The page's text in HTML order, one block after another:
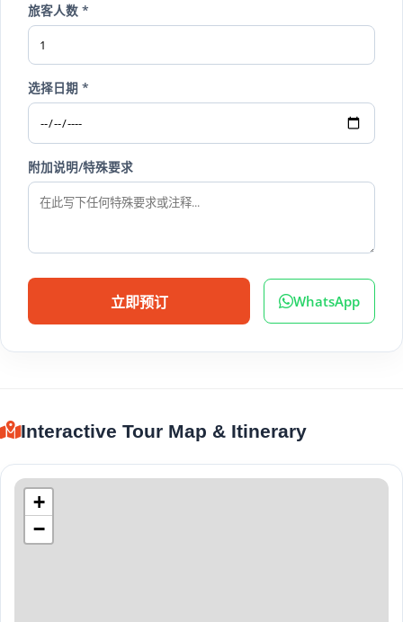
旅客人数 *
选择日期 *
附加说明/特殊要求
立即预订 WhatsApp
Interactive Tour Map & Itinerary
+
−